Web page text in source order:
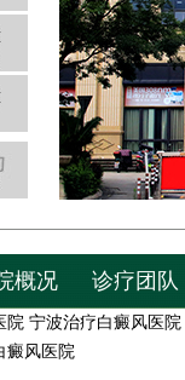
概况 诊疗团队
院 宁波治疗白癜风医院
癜风医院